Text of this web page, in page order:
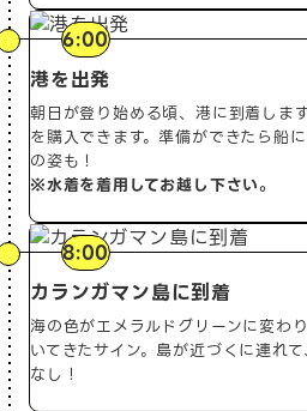
6:00
港を出発
朝日が登り始める頃、港に到着しま
を購入できます。準備ができたら船
の姿も！
※水着を着用してお越し下さい。
8:00
カランガマン島に到着
海の色がエメラルドグリーンに変わ
いてきたサイン。島が近づくに連れ
なし！